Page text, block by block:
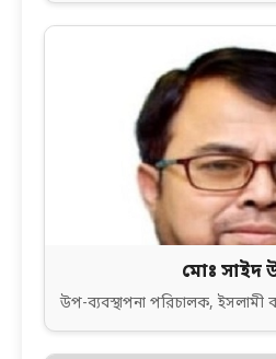
মোঃ সাইদ
উপ-ব্যবস্থাপনা পরিচালক, ইসলামী